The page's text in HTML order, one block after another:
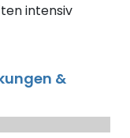
intensiv
&